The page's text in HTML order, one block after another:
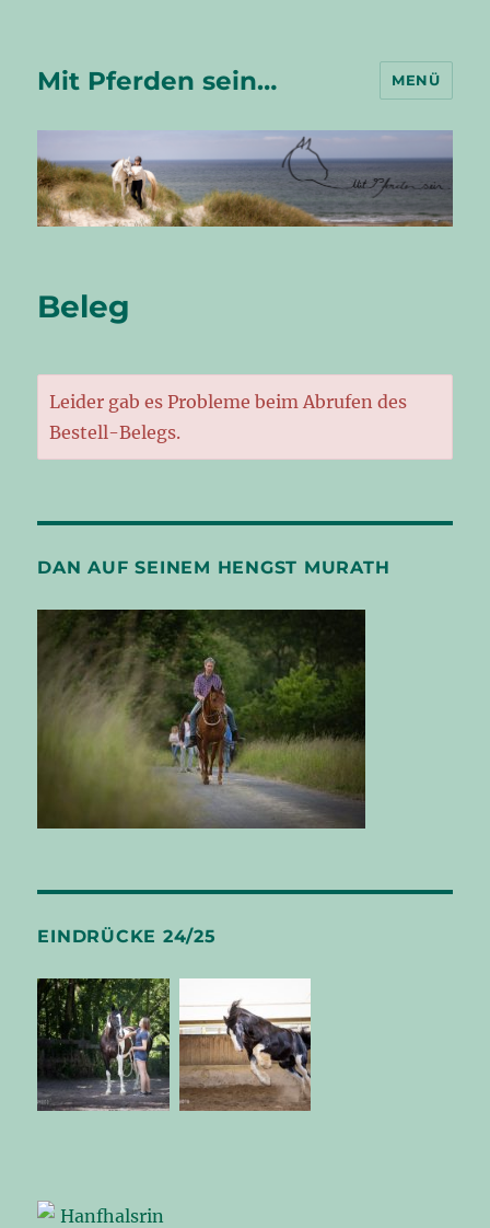
Mit Pferden sein… MENÜ
Beleg
Leider gab es Probleme beim Abrufen des
Bestell-Belegs.
DAN AUF SEINEM HENGST MURATH
EINDRÜCKE 24/25